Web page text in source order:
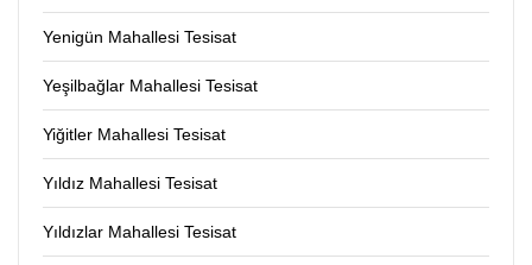
Yenigün Mahallesi Tesisat
Yeşilbağlar Mahallesi Tesisat
Yiğitler Mahallesi Tesisat
Yıldız Mahallesi Tesisat
Yıldızlar Mahallesi Tesisat